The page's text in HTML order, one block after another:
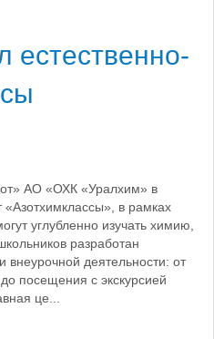
естественно-
АО «ОХК «Уралхим» в
«Азотхимклассы», в рамках
углубленно изучать химию,
разработан
деятельности: от
посещения с экскурсией
це...